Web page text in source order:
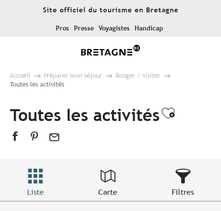
Site officiel du tourisme en Bretagne
Pros Presse Voyagistes Handicap
Accueil Préparer mon séjour
Bouger / visiter
Toutes les activités
Toutes les activités
Liste Carte Filtres